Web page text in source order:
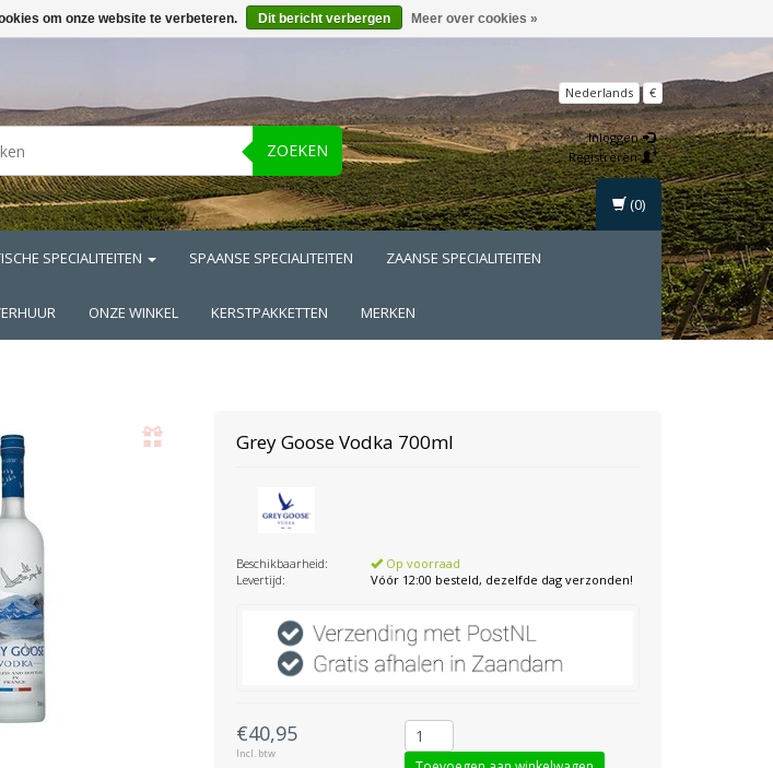
ZOEKEN
Nederlands €
Inloggen
Registreren
SPECIALITEITEN SPAANSE SPECIALITEITEN ZAANSE SPECIALITEITEN
ONZE WINKEL KERSTPAKKETTEN MERKEN
(0)
Grey GooseVodka 700ml
Beschikbaarheid:
Op voorraad
Levertijd:
Vóór 12:00 besteld, dezelfde dag verzonden!
€40,95
Incl. btw
om onze website te verbeteren. Dit bericht verbergen Meer over cookies »